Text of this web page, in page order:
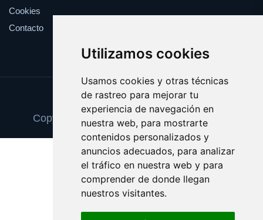
Utilizamos cookies
Usamos cookies y otras técnicas
de rastreo para mejorar tu
experiencia de navegación en
nuestra web, para mostrarte
contenidos personalizados y
anuncios adecuados, para analizar
el tráfico en nuestra web y para
comprender de donde llegan
nuestros visitantes.
Cookies
Contacto
Update cookies preferences
Copyright © 2025 escaparatedeideas.com